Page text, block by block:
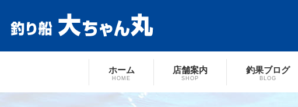
ホーム
HOME
店舗案内
SHOP
釣果ブログ
BLOG